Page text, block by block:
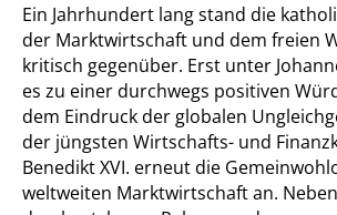
Ein Jahrhundert lang stand die
der Marktwirtschaft und dem freien
kritisch gegenüber. Erst unter
es zu einer durchwegs positiven
dem Eindruck der globalen
der jüngsten Wirtschafts- und
Benedikt XVI. erneut die
weltweiten Marktwirtschaft an. Neben